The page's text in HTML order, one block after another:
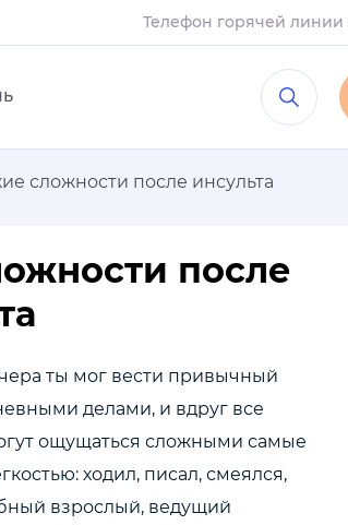
Телефон горячей линии
сложности после инсульта
после
ты мог вести привычный
делами, и вдруг все
ощущаться сложными самые
ходил, писал, смеялся,
взрослый, ведущий